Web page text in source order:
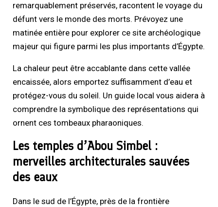
remarquablement préservés, racontent le voyage du
défunt vers le monde des morts. Prévoyez une
matinée entière pour explorer ce site archéologique
majeur qui figure parmi les plus importants d’Égypte.
La chaleur peut être accablante dans cette vallée
encaissée, alors emportez suffisamment d’eau et
protégez-vous du soleil. Un guide local vous aidera à
comprendre la symbolique des représentations qui
ornent ces tombeaux pharaoniques.
Les temples d’Abou Simbel :
merveilles architecturales sauvées
des eaux
Dans le sud de l’Égypte, près de la frontière